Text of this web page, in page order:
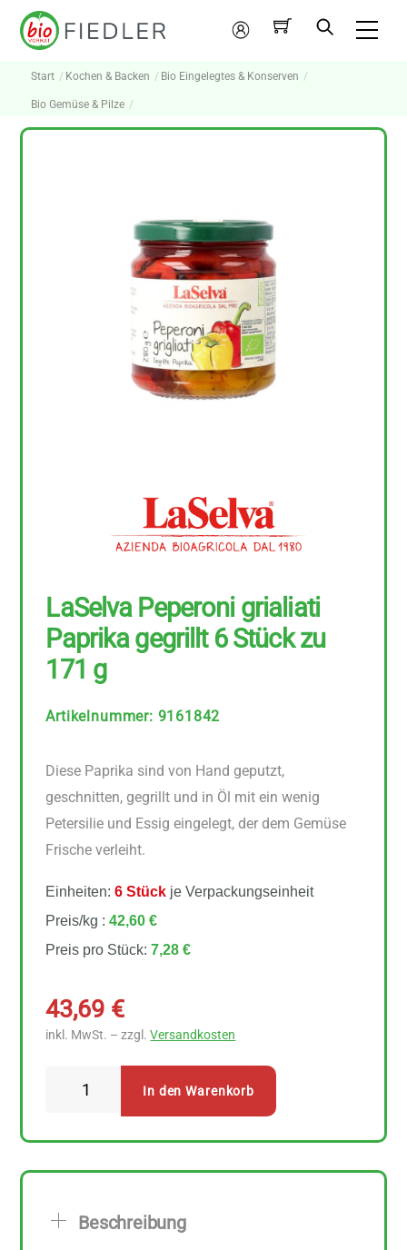
Skip
Mein
Konto
Start Kochen & Backen Bio Eingelegtes & Konserven
Bio Gemüse & Pilze
LaSelva Peperoni grialiati
Paprika gegrillt 6 Stück zu
171 g
Artikelnummer: 9161842
Diese Paprika sind von Hand geputzt,
geschnitten, gegrillt und in Öl mit ein wenig
Petersilie und Essig eingelegt, der dem Gemüse
Frische verleiht.
Einheiten:6 Stück je Verpackungseinheit
Preis/kg :42,60 €
Preis pro Stück:7,28 €
43,69 €
inkl. MwSt. – zzgl.Versandkosten
In den Warenkorb
Beschreibung